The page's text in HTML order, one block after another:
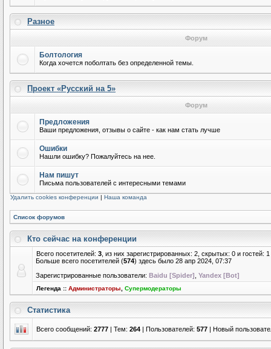
Разное
Форум
Болтология
Когда хочется поболтать без определенной темы.
Проект «Русский на 5»
Форум
Предложения
Ваши предложения, отзывы о сайте - как нам стать лучше
Ошибки
Нашли ошибку? Пожалуйтесь на нее.
Нам пишут
Письма пользователей с интересными темами
Удалить cookies конференции | Наша команда
Список форумов
Кто сейчас на конференции
Всего посетителей: 3 , из них зарегистрированных: 2, скрытых: 0 и
Больше всего посетителей (574) здесь было 28 апр 2024, 07:37
Зарегистрированные пользователи: Baidu [Spider] Yandex [Bot]
Легенда :: Администраторы Супермодераторы
Статистика
Всего сообщений: 2777 | Тем: 264 | Пользователей: 577 | Новый